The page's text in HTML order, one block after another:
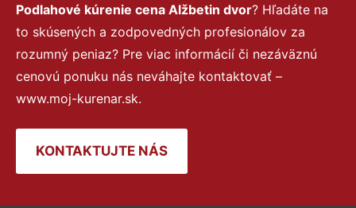
Podlahové kúrenie cena Alžbetin dvor? Hľadáte na
to skúsených a zodpovedných profesionálov za
rozumný peniaz? Pre viac informácií či nezáväznú
cenovú ponuku nás neváhajte kontaktovať –
www.moj-kurenar.sk.
KONTAKTUJTE NÁS